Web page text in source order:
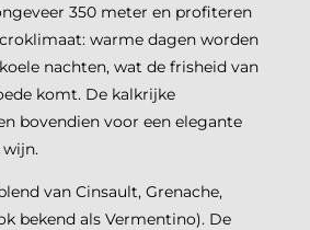
350 meter en profiteren
warme dagen worden
nachten, wat de frisheid van
komt. De kalkrijke
bovendien voor een elegante
van Cinsault, Grenache,
bekend als Vermentino). De